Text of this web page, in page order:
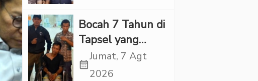
Rp6,7 Miliar
Bocah 7 Tahun di
Tapsel yang
Ditemukan
Tewas di Sumur
calendar_month
Jumat, 7 Agt
2026